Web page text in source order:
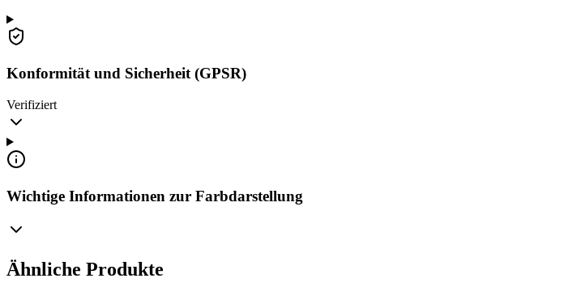
Konformität und Sicherheit (GPSR)
Verifiziert
Wichtige Informationen zur Farbdarstellung
Ähnliche Produkte